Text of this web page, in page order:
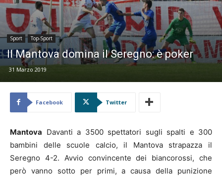
Sport Top-Sport
Il Mantova domina il Seregno: è poker
31 Marzo 2019
Facebook Twitter
Mantova Davanti a 3500 spettatori sugli spalti e 300
bambini delle scuole calcio, il Mantova strapazza il
Seregno 4-2. Avvio convincente dei biancorossi, che
però vanno sotto per primi, a causa della punizione